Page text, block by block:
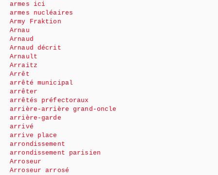
armes ici
armes nucléaires
Army Fraktion
Arnau
Arnaud
Arnaud décrit
Arnault
Arraitz
Arrêt
arrêté municipal
arrêter
arrêtés préfectoraux
arrière-arrière grand-oncle
arrière-garde
arrivé
arrive place
arrondissement
arrondissement parisien
Arroseur
Arroseur arrosé